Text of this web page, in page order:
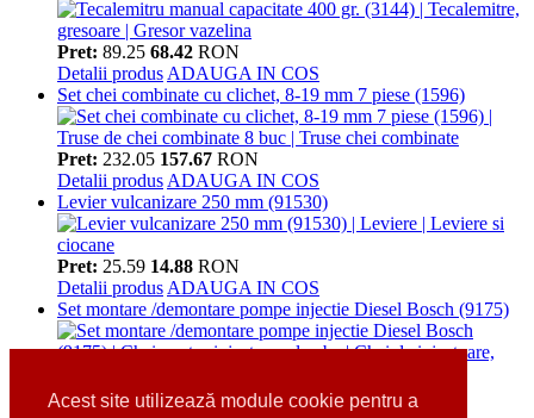
Acest site utilizează module cookie pentru a
Pret: 89.25 68.42 RON
Detalii produs ADAUGA IN COS
Set chei combinate cu clichet, 8-19 mm 7 piese (1596)
Pret: 232.05 157.67 RON
Detalii produs ADAUGA IN COS
Levier vulcanizare 250 mm (91530)
Pret: 25.59 14.88 RON
Detalii produs ADAUGA IN COS
Set montare /demontare pompe injectie Diesel Bosch (9175)
Pret: 172.55 119.00RON